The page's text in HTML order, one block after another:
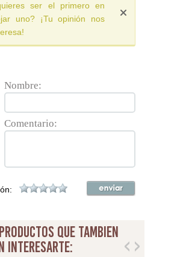
ser el primero en
uno? ¡Tu opinión nos
Nombre:
Comentario:
que tambien
interesarte: